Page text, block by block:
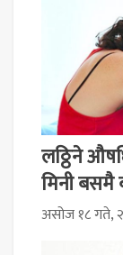
लठ्ठिने
मिनी बसमै
असोज १८ गते,